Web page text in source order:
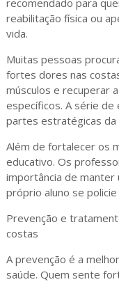
recomendado para
reabilitação física ou
vida.
Muitas pessoas
fortes dores nas
músculos e recuperar
específicos. A série
partes estratégicas da
Além de fortalecer os
educativo. Os
importância de manter
próprio aluno se
Prevenção e
costas
A prevenção é a
saúde. Quem sente